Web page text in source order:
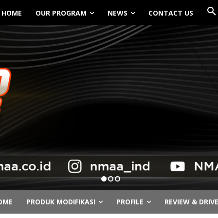
HOME OUR PROGRAM NEWS CONTACT US
PRODUK MODIFIKASI PROFILE REVIEW & DRIVE